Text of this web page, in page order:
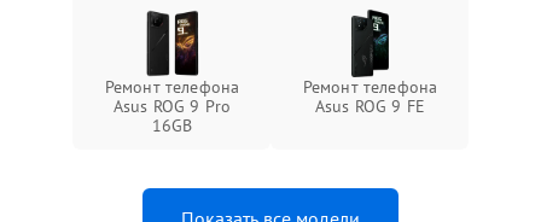
Ремонт телефона
Asus ROG 9 Pro
16GB
Ремонт телефона
Asus ROG 9 FE